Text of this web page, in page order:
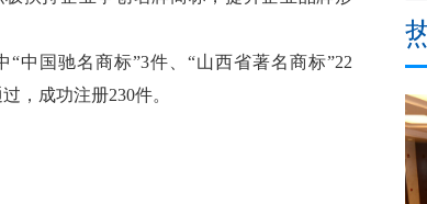
中国驰名商标”3件、“山西省著名商标”22
，成功注册230件。